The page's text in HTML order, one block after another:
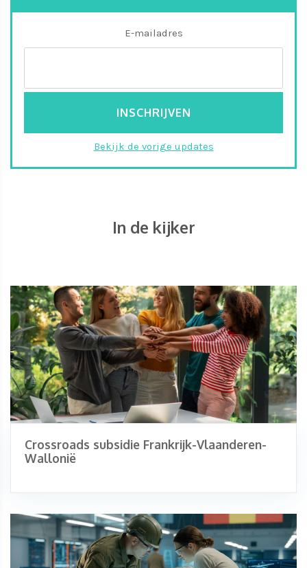
E-mailadres
Bekijk de vorige updates
In de kijker
Crossroads subsidie Frankrijk-Vlaanderen-
Wallonië